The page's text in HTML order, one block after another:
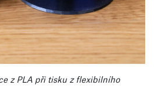
z PLA při tisku z flexibilního